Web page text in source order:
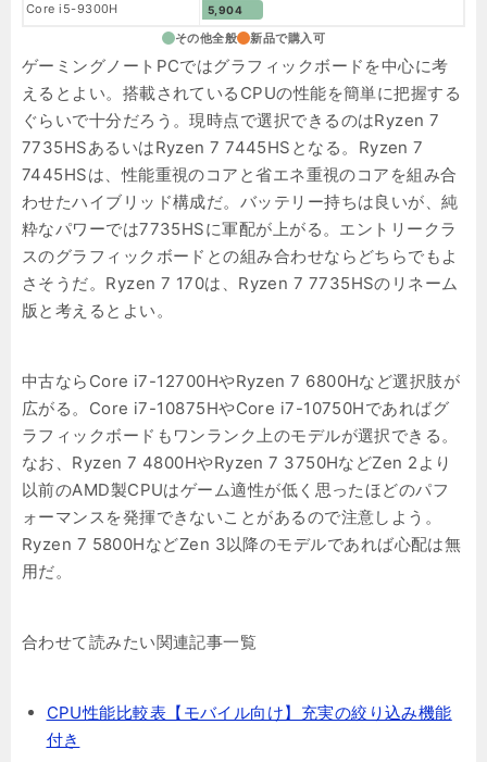
Core i5-9300H 5,904
その他全般 新品で購入可
ゲーミングノートPCではグラフィックボードを中心に考
えるとよい。搭載されているCPUの性能を簡単に把握する
ぐらいで十分だろう。現時点で選択できるのはRyzen 7
7735HSあるいはRyzen 7 7445HSとなる。Ryzen 7
7445HSは、性能重視のコアと省エネ重視のコアを組み合
わせたハイブリッド構成だ。バッテリー持ちは良いが、純
粋なパワーでは7735HSに軍配が上がる。エントリークラ
スのグラフィックボードとの組み合わせならどちらでもよ
さそうだ。Ryzen 7 170は、Ryzen 7 7735HSのリネーム
版と考えるとよい。
中古ならCore i7-12700HやRyzen 7 6800Hなど選択肢が
広がる。Core i7-10875HやCore i7-10750Hであればグ
ラフィックボードもワンランク上のモデルが選択できる。
なお、Ryzen 7 4800HやRyzen 7 3750HなどZen 2より
以前のAMD製CPUはゲーム適性が低く思ったほどのパフ
ォーマンスを発揮できないことがあるので注意しよう。
Ryzen 7 5800HなどZen 3以降のモデルであれば心配は無
用だ。
合わせて読みたい関連記事一覧
CPU性能比較表【モバイル向け】充実の絞り込み機能
付き